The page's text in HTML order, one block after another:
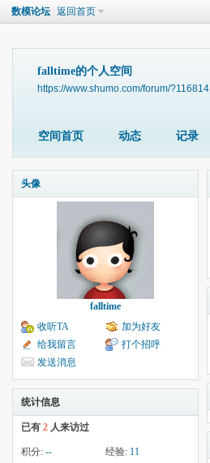
数模论坛 返回首页
falltime的个人空间
https://www.shumo.com/forum/?116814
空间首页 动态 记录
头像
falltime
收听TA
加为好友
给我留言
打个招呼
发送消息
统计信息
已有 2 人来访过
积分: -- 经验: 11